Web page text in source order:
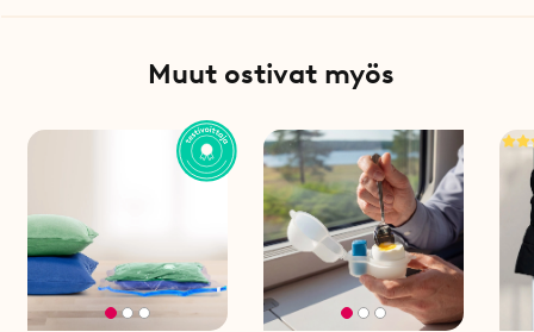
Muut ostivat myös